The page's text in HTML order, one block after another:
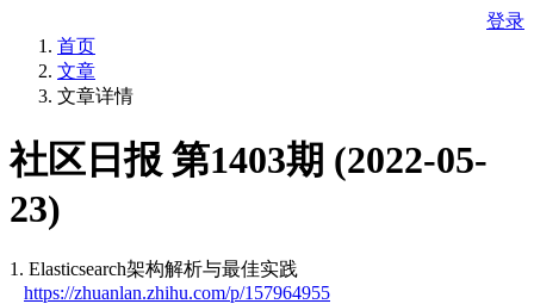
登录
首页
文章
文章详情
社区日报 第1403期 (2022-05-
23)
1. Elasticsearch架构解析与最佳实践
https://zhuanlan.zhihu.com/p/157964955